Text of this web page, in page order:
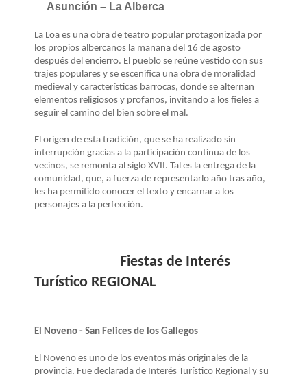
Asunción – La Alberca
La Loa es una obra de teatro popular protagonizada por
los propios albercanos la mañana del 16 de agosto
después del encierro. El pueblo se reúne vestido con sus
trajes populares y se escenifica una obra de moralidad
medieval y características barrocas, donde se alternan
elementos religiosos y profanos, invitando a los fieles a
seguir el camino del bien sobre el mal.
El origen de esta tradición, que se ha realizado sin
interrupción gracias a la participación continua de los
vecinos, se remonta al siglo XVII. Tal es la entrega de la
comunidad, que, a fuerza de representarlo año tras año,
les ha permitido conocer el texto y encarnar a los
personajes a la perfección.
Fiestas de Interés
Turístico REGIONAL
El Noveno - San Felices de los Gallegos
El Noveno es uno de los eventos más originales de la
provincia. Fue declarada de Interés Turístico Regional y su